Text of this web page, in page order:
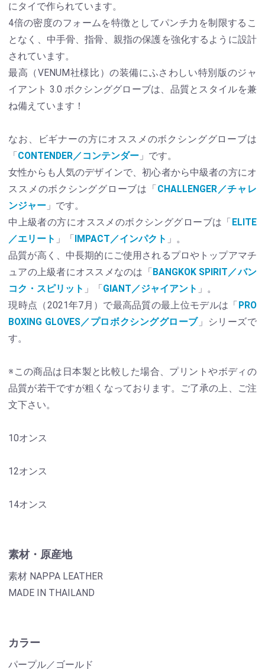
にタイで作られています。
4倍の密度のフォームを特徴としてパンチ力を制限するこ
となく、中手骨、指骨、親指の保護を強化するように設計
されています。
最高（VENUM社様比）の装備にふさわしい特別版のジャ
イアント 3.0 ボクシンググローブは、品質とスタイルを兼
ね備えています！
なお、ビギナーの方にオススメのボクシンググローブは
「 CONTENDER／コンテンダー 」です。
女性からも人気のデザインで、初心者から中級者の方にオ
ススメのボクシンググローブは「 CHALLENGER／チャレ
ンジャー 」です。
中上級者の方にオススメのボクシンググローブは「 ELITE
／エリート 」「 IMPACT／インパクト 」。
品質が高く、中長期的にご使用されるプロやトップアマチ
ュアの上級者にオススメなのは「 BANGKOK SPIRIT／バン
コク・スピリット 」「 GIANT／ジャイアント 」。
現時点（2021年7月）で最高品質の最上位モデルは「 PRO
BOXING GLOVES／プロボクシンググローブ 」シリーズで
す。
※この商品は日本製と比較した場合、プリントやボディの
品質が若干ですが粗くなっております。ご了承の上、ご注
文下さい。
10オンス
12オンス
14オンス
素材・原産地
素材 NAPPA LEATHER
MADE IN THAILAND
カラー
パープル／ゴールド